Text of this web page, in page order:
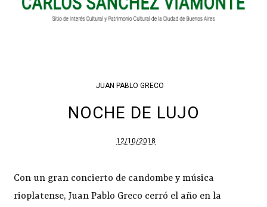
JUAN PABLO GRECO
NOCHE DE LUJO
12/10/2018
Con un gran concierto de candombe y música
rioplatense, Juan Pablo Greco cerró el año en la